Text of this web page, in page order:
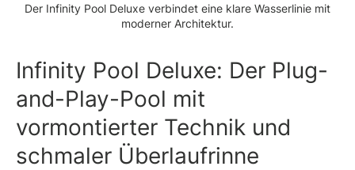
Der Infinity Pool Deluxe verbindet eine klare Wasserlinie mit
moderner Architektur.
Infinity Pool Deluxe: Der Plug-
and-Play-Pool mit
vormontierter Technik und
schmaler Überlaufrinne